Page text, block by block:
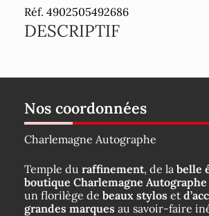
Réf. 4902505492686
DESCRIPTIF
Nos coordonnées
Charlemagne Autographe
Temple du raffinement, de la belle
boutique Charlemagne Autographe
un florilège de beaux stylos et
grandes marques au savoir-faire